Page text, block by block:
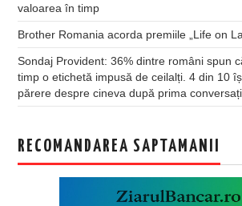
valoarea în timp
Brother Romania acorda premiile „Life on
Sondaj Provident: 36% dintre români spun
timp o etichetă impusă de ceilalți. 4 din 10
părere despre cineva după prima
RECOMANDAREA SAPTAMANII